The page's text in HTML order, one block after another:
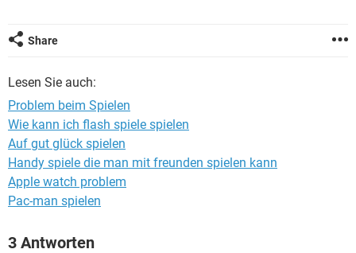
Share
Lesen Sie auch:
Problem beim Spielen
Wie kann ich flash spiele spielen
Auf gut glück spielen
Handy spiele die man mit freunden spielen kann
Apple watch problem
Pac-man spielen
3 Antworten